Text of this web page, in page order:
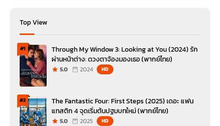
Top View
#1
Through My Window 3: Looking at You (2024) รัก
ผ่านหน้าต่าง: ดวงตาจ้องมองเธอ (พากย์ไทย)
5.0 2024 HD
#2
The Fantastic Four: First Steps (2025) เดอะ แฟน
แทสติก 4 จุดเริ่มต้นปฐมบทใหม่ (พากย์ไทย)
5.0 2025 HD